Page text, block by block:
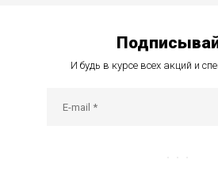
И будь в курсе всех акций и